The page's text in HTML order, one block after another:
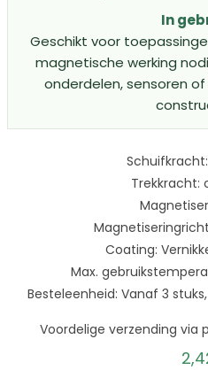
In
Geschikt voor
magnetische werking
onderdelen, sensoren
Schuifkracht:
Trekkracht:
Coating:
Max.
Besteleenheid: Vanaf 3
Voordelige verzending via